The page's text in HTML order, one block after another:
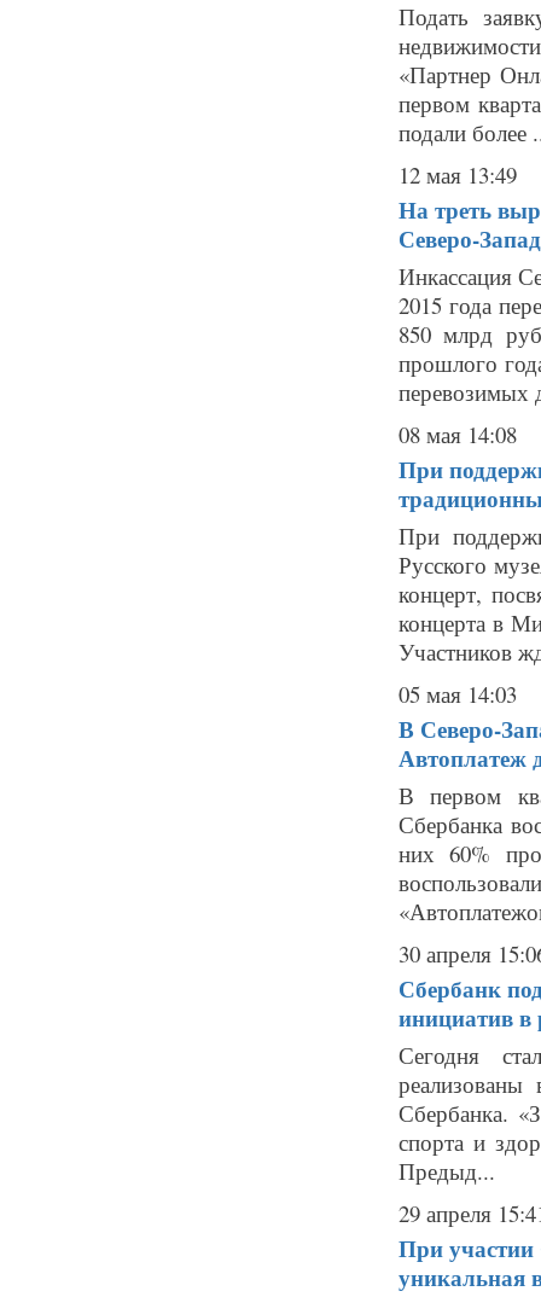
Подать
«Партнер
первом
подали более
12 мая 13:49
На треть
Северо-
Инкассация
2015 года
850 млрд
прошлого
перевозимых
08 мая 14:08
При
При
Русского
концерт,
концерта в
Участников
05 мая 14:03
В Северо-
Автоплатеж
В первом
Сбербанка
них 60%
30 апреля
Сбербанк
инициатив в
Сегодня
реализованы
Сбербанка.
спорта и
Предыд...
29 апреля
При участии
уникальная